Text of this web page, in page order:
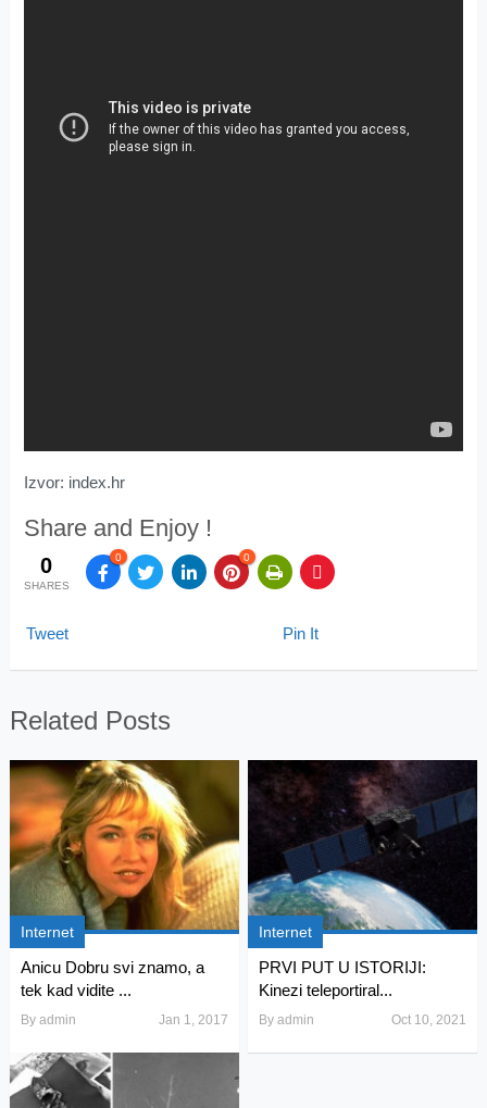
Izvor: index.hr
Share and Enjoy !
0
SHARES
0 0
Tweet Pin It
Related Posts
Internet
Anicu Dobru svi znamo, a
tek kad vidite ...
By admin Jan 1, 2017
Internet
PRVI PUT U ISTORIJI:
Kinezi teleportiral...
Byadmin Oct 10, 2021